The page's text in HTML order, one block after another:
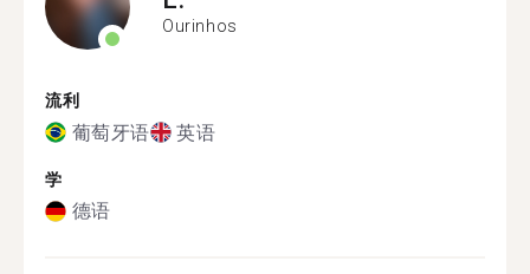
Ourinhos
流利
葡萄牙语 英语
学
德语